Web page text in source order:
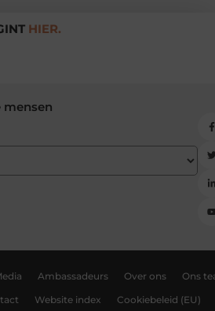
HIER.
mensen
Ambassadeurs Over ons Ons
Website index Cookiebeleid (EU)